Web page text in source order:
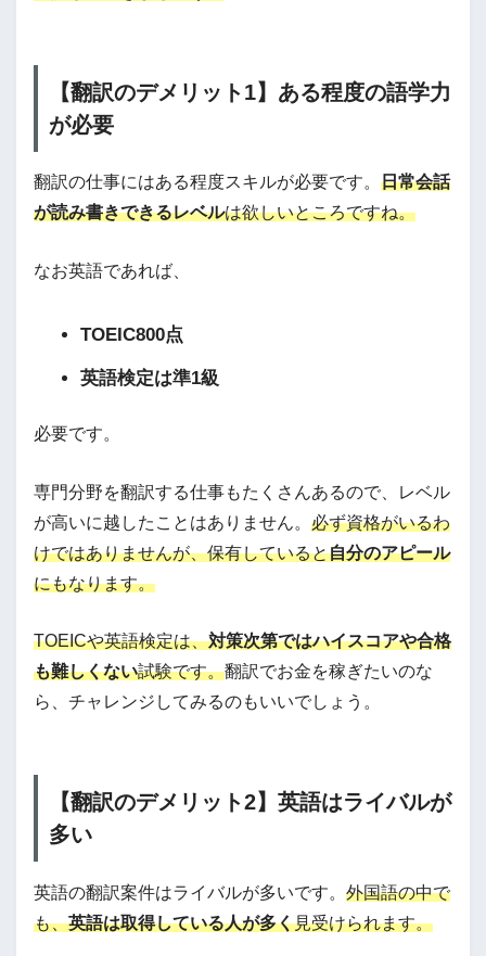
【翻訳のデメリット1】ある程度の語学力
が必要
翻訳の仕事にはある程度スキルが必要です。 日常会話
が読み書きできるレベルは欲しいところですね。
なお英語であれば、
TOEIC800点
英語検定は準1級
必要です。
専門分野を翻訳する仕事もたくさんあるので、レベル
が高いに越したことはありません。 必ず資格がいるわ
けではありませんが、保有していると自分のアピール
にもなります。
TOEICや英語検定は、対策次第ではハイスコアや合格
も難しくない試験です。翻訳でお金を稼ぎたいのな
ら、チャレンジしてみるのもいいでしょう。
【翻訳のデメリット2】英語はライバルが
多い
英語の翻訳案件はライバルが多いです。 外国語の中で
も、英語は取得している人が多く見受けられます。